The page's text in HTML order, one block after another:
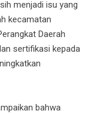
menjadi isu yang
kecamatan
Daerah
sertifikasi kepada
bahwa